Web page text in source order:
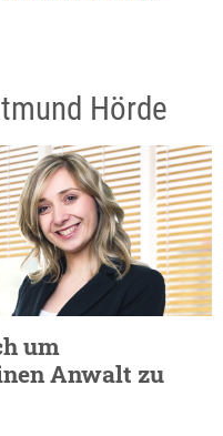
Hörde
um
Anwalt zu